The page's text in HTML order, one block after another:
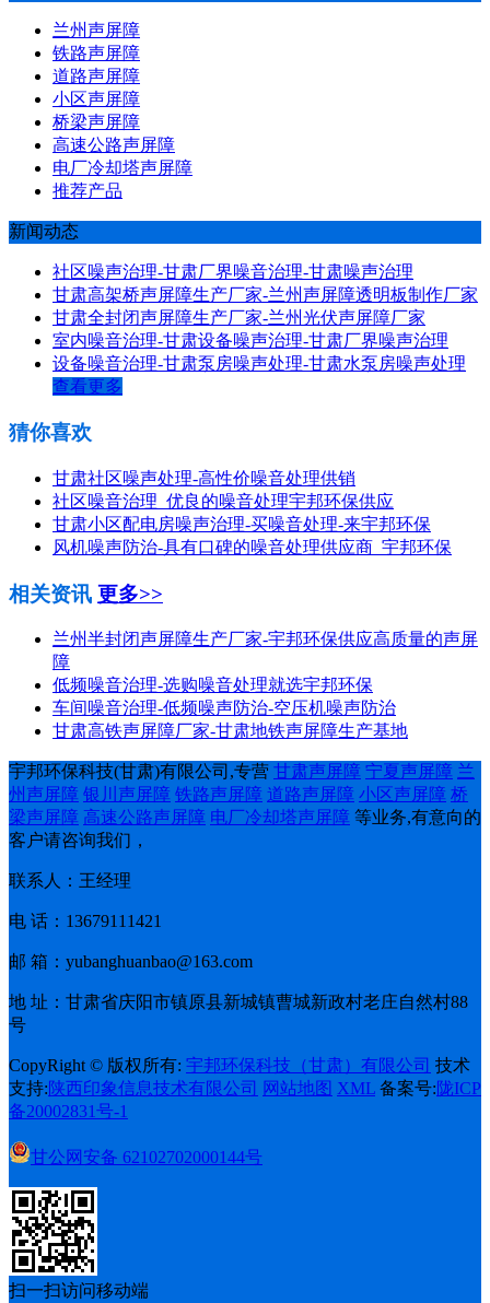
兰州声屏障
铁路声屏障
道路声屏障
小区声屏障
桥梁声屏障
高速公路声屏障
电厂冷却塔声屏障
推荐产品
新闻动态
社区噪声治理-甘肃厂界噪音治理-甘肃噪声治理
甘肃高架桥声屏障生产厂家-兰州声屏障透明板制作厂家
甘肃全封闭声屏障生产厂家-兰州光伏声屏障厂家
室内噪音治理-甘肃设备噪声治理-甘肃厂界噪声治理
设备噪音治理-甘肃泵房噪声处理-甘肃水泵房噪声处理
查看更多
猜你喜欢
甘肃社区噪声处理-高性价噪音处理供销
社区噪音治理_优良的噪音处理宇邦环保供应
甘肃小区配电房噪声治理-买噪音处理-来宇邦环保
风机噪声防治-具有口碑的噪音处理供应商_宇邦环保
相关资讯 更多>>
兰州半封闭声屏障生产厂家-宇邦环保供应高质量的声屏
障
低频噪音治理-选购噪音处理就选宇邦环保
车间噪音治理-低频噪声防治-空压机噪声防治
甘肃高铁声屏障厂家-甘肃地铁声屏障生产基地
宇邦环保科技(甘肃)有限公司,专营 甘肃声屏障 宁夏声屏障 兰
州声屏障 银川声屏障 铁路声屏障 道路声屏障 小区声屏障 桥
梁声屏障 高速公路声屏障 电厂冷却塔声屏障 等业务,有意向的
客户请咨询我们，
联系人：王经理
电 话：13679111421
邮 箱：yubanghuanbao@163.com
地 址：甘肃省庆阳市镇原县新城镇曹城新政村老庄自然村88
号
CopyRight © 版权所有: 宇邦环保科技（甘肃）有限公司 技术
支持: 陕西印象信息技术有限公司 网站地图 XML 备案号: 陇ICP
备20002831号-1
甘公网安备 62102702000144号
扫一扫访问移动端